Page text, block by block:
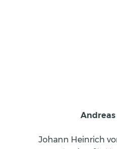
Andreas
Johann Heinrich